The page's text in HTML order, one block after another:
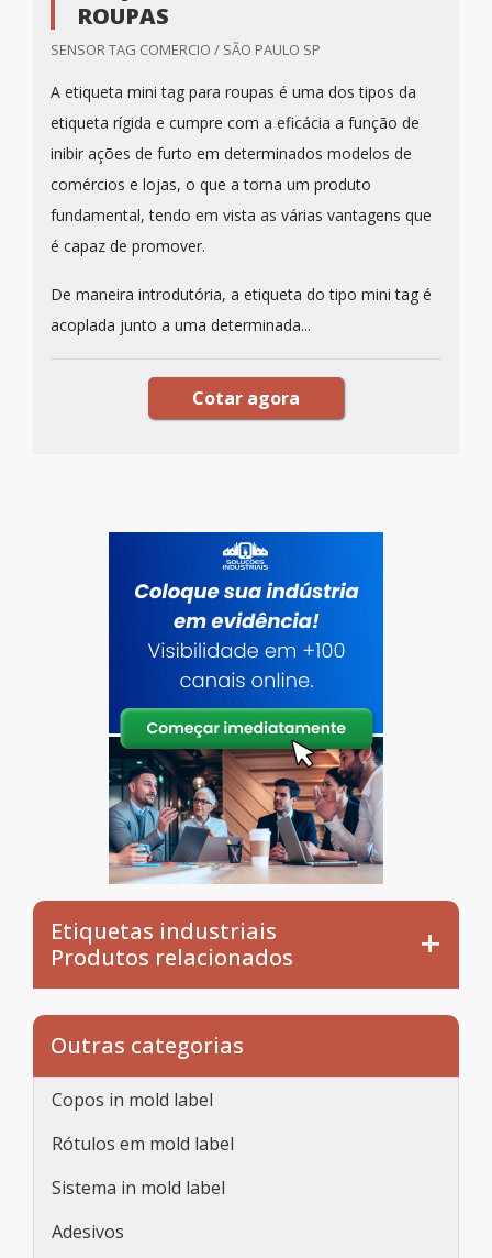
ROUPAS
SENSOR TAG COMERCIO / SÃO PAULO SP
A etiqueta mini tag para roupas é uma dos tipos da
etiqueta rígida e cumpre com a eficácia a função de
inibir ações de furto em determinados modelos de
comércios e lojas, o que a torna um produto
fundamental, tendo em vista as várias vantagens que
é capaz de promover.
De maneira introdutória, a etiqueta do tipo mini tag é
acoplada junto a uma determinada...
Cotar agora
Etiquetas industriais
Produtos relacionados
Outras categorias
Copos in mold label
Rótulos em mold label
Sistema in mold label
Adesivos